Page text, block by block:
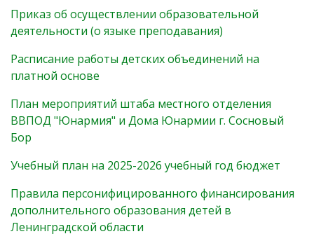
Приказ об осуществлении образовательной
деятельности (о языке преподавания)
Расписание работы детских объединений на
платной основе
План мероприятий штаба местного отделения
ВВПОД "Юнармия" и Дома Юнармии г. Сосновый
Бор
Учебный план на 2025-2026 учебный год бюджет
Правила персонифицированного финансирования
дополнительного образования детей в
Ленинградской области